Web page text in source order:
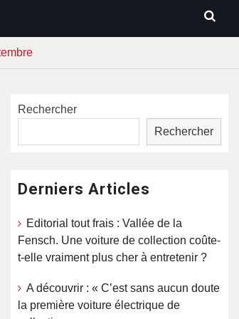
Rechercher
Rechercher
Derniers Articles
Editorial tout frais : Vallée de la
Fensch. Une voiture de collection coûte-
t-elle vraiment plus cher à entretenir ?
A découvrir : « C’est sans aucun doute
la première voiture électrique de